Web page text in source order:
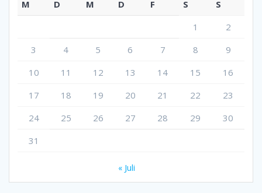
M D M D F S
S
1
2
3
4 5 6 7 8
9
10
11 12 13 14 15
16
17
18 19 20 21 22
23
24
25 26 27 28 29
30
31
« Juli